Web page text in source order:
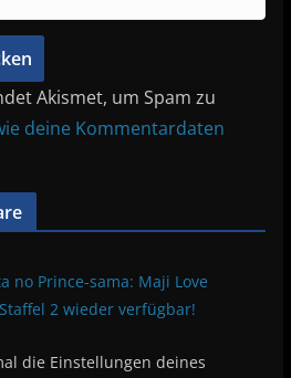
Akismet, um Spam zu
deine Kommentardaten
no Prince-sama: Maji Love
2 wieder verfügbar!
die Einstellungen deines